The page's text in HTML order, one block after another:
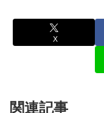
X
関連記事